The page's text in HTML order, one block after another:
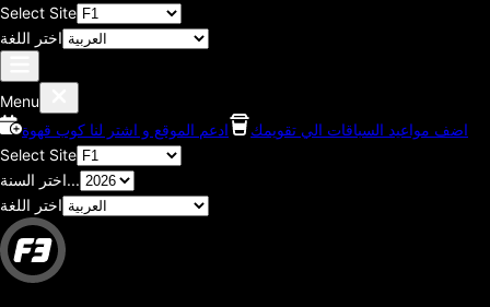
Select Site
اختر اللغة
Menu
اضف مواعيد السباقات الي تقويمك
ادعم الموقع و اشتر لنا كوب قهوة
Select Site
اختر السنة...
اختر اللغة